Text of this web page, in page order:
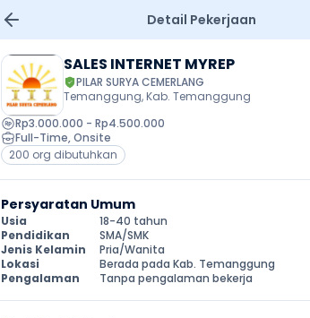
Detail Pekerjaan
SALES INTERNET MYREP
PILAR SURYA CEMERLANG
Temanggung, Kab. Temanggung
Rp3.000.000 - Rp4.500.000
Full-Time, Onsite
200 org dibutuhkan
Persyaratan Umum
Usia
18-40 tahun
Pendidikan
SMA/SMK
Jenis Kelamin
Pria/Wanita
Lokasi
Berada pada Kab. Temanggung
Pengalaman
Tanpa pengalaman bekerja